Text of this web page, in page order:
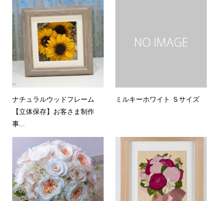
ナチュラルウッドフレーム
【立体保存】お客さま制作
事...
ミルキーホワイト Ｓサイズ